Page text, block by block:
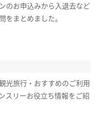
のお申込みから入退去など
をまとめました。
光旅行・おすすめのご利用
スリーお役立ち情報をご紹